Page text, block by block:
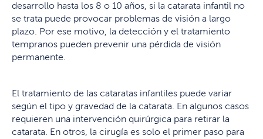
desarrollo hasta los 8 o 10 años, si la catarata infantil no
se trata puede provocar problemas de visión a largo
plazo. Por ese motivo, la detección y el tratamiento
tempranos pueden prevenir una pérdida de visión
permanente.
El tratamiento de las cataratas infantiles puede variar
según el tipo y gravedad de la catarata. En algunos casos
requieren una intervención quirúrgica para retirar la
catarata. En otros, la cirugía es solo el primer paso para